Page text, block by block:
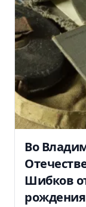
Во
Шибков
рождения